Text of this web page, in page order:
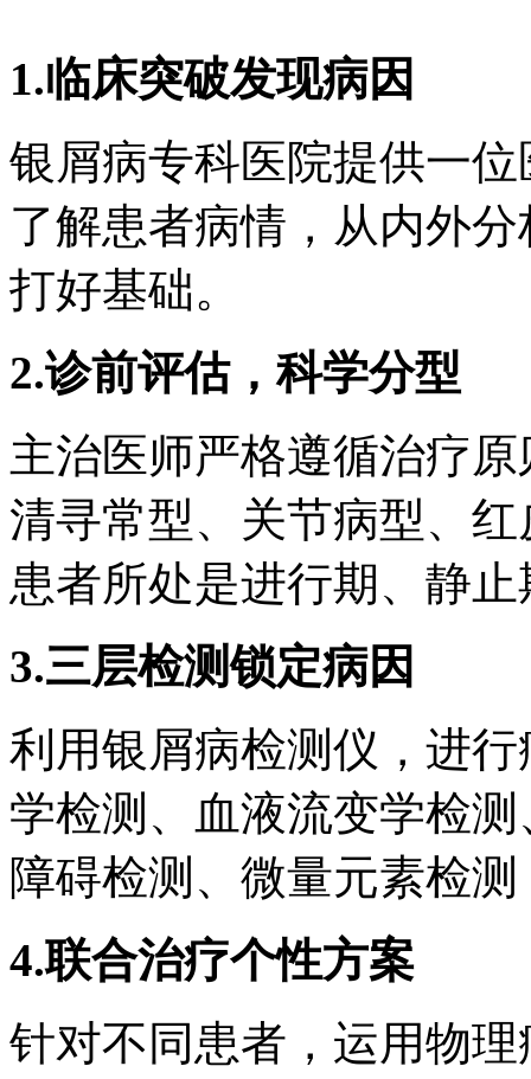
1.临床突破发现病因
银屑病专科医院提供一
了解患者病情，从内外
打好基础。
2.诊前评估，科学分型
主治医师严格遵循治疗
清寻常型、关节病型、
患者所处是进行期、静
3.三层检测锁定病因
利用银屑病检测仪，进
学检测、血液流变学检
障碍检测、微量元素检
4.联合治疗个性方案
针对不同患者，运用物